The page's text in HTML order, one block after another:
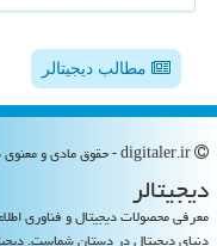
مطالب دیجیتالر
دیجیتالر
معرفی محصولات دیجیتال و فناوری
دنیای دیجیتال در دستان شماست.